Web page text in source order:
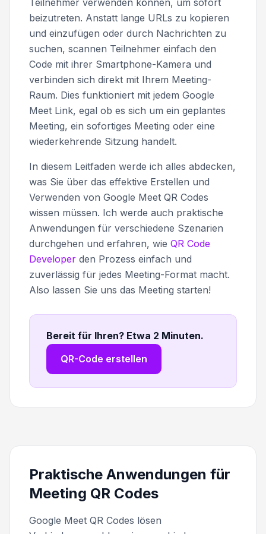
beizutreten. Anstatt lange URLs zu kopieren
und einzufügen oder durch Nachrichten zu
suchen, scannen Teilnehmer einfach den
Code mit ihrer Smartphone-Kamera und
verbinden sich direkt mit Ihrem Meeting-
Raum. Dies funktioniert mit jedem Google
Meet Link, egal ob es sich um ein geplantes
Meeting, ein sofortiges Meeting oder eine
wiederkehrende Sitzung handelt.
In diesem Leitfaden werde ich alles abdecken,
was Sie über das effektive Erstellen und
Verwenden von Google Meet QR Codes
wissen müssen. Ich werde auch praktische
Anwendungen für verschiedene Szenarien
durchgehen und erfahren, wie QR Code
Developer den Prozess einfach und
zuverlässig für jedes Meeting-Format macht.
Also lassen Sie uns das Meeting starten!
Bereit für Ihren? Etwa 2 Minuten.
QR-Code erstellen
Praktische Anwendungen für
Meeting QR Codes
Google Meet QR Codes lösen